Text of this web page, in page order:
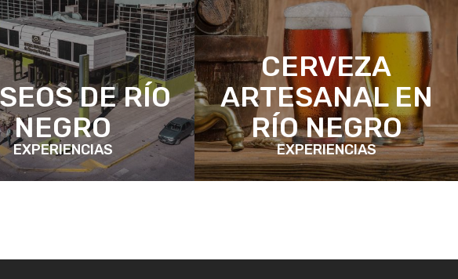
DE RÍO
NEGRO
EXPERIENCIAS
CERVEZA
ARTESANAL EN
RÍO NEGRO
EXPERIENCIAS